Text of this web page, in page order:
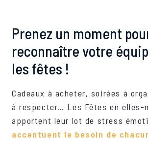
Prenez un moment
reconnaître votre
les fêtes !
Cadeaux à acheter, soirées à
à respecter… Les Fêtes en elles-
apportent leur lot de stress
accentuent le besoin de